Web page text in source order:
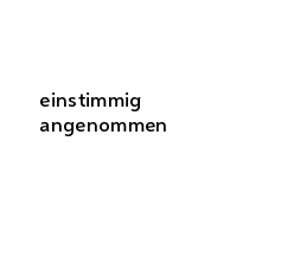
einstimmig
angenommen